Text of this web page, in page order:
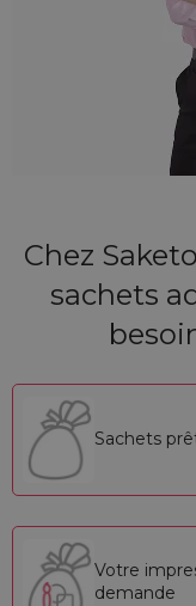
Chez
sachets
Sachets
Votre
demande